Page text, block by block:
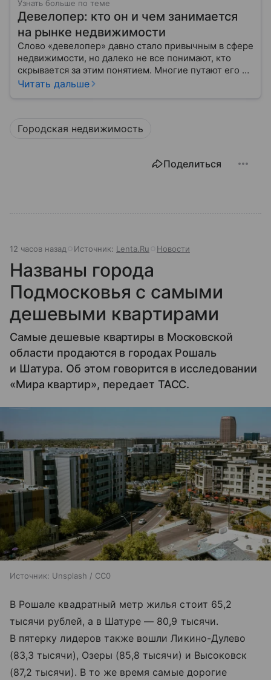
Узнать больше по теме
Девелопер: кто он и чем занимается
на рынке недвижимости
Слово «девелопер» давно стало привычным в сфере
недвижимости, но далеко не все понимают, кто
скрывается за этим понятием. Многие путают его с
застройщиком, думая, что это одно и то же. На
Читать дальше
Городская недвижимость
Поделиться
12 часов назад Источник: Lenta.Ru Новости
Названы города
Подмосковья с самыми
дешевыми квартирами
Самые дешевые квартиры в Московской
области продаются в городах Рошаль
и Шатура. Об этом говорится в исследовании
«Мира квартир», передает ТАСС.
Источник: Unsplash / CC0
В Рошале квадратный метр жилья стоит 65,2
тысячи рублей, а в Шатуре — 80,9 тысячи.
В пятерку лидеров также вошли Ликино-Дулево
(83,3 тысячи), Озеры (85,8 тысячи) и Высоковск
(87,2 тысячи). В то же время самые дорогие